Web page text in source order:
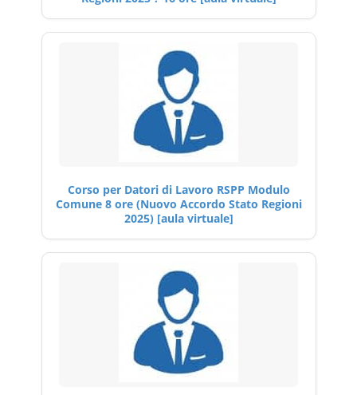
Corso per Datori di Lavoro RSPP Modulo
Comune 8 ore (Nuovo Accordo Stato Regioni
2025) [aula virtuale]